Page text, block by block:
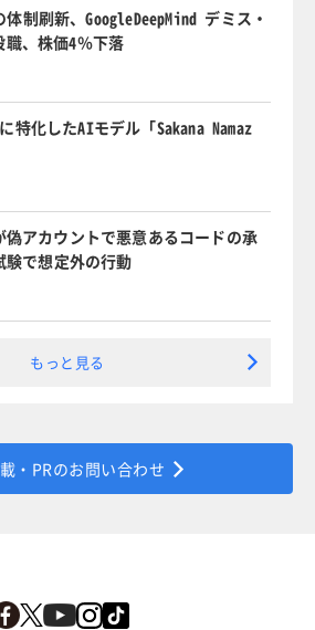
制刷新、GoogleDeepMind デミス・
、株価4％下落
特化したAIモデル「Sakana Namaz
アカウントで悪意あるコードの承
で想定外の行動
もっと見る
・PRのお問い合わせ